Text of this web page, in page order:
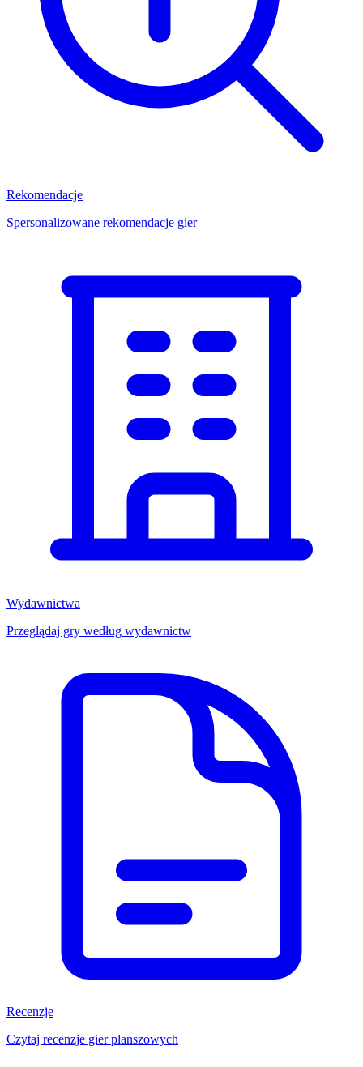
Rekomendacje
Spersonalizowane rekomendacje gier
Wydawnictwa
Przeglądaj gry według wydawnictw
Recenzje
Czytaj recenzje gier planszowych